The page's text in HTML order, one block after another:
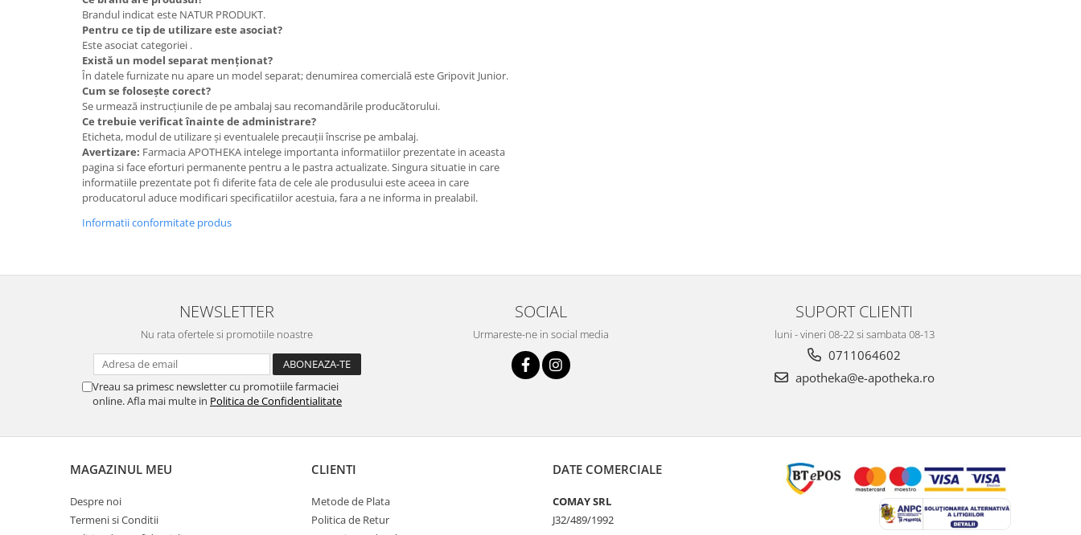
Brandul indicat este NATUR PRODUKT.
Pentru ce tip de utilizare este asociat?
Este asociat categoriei .
Există un model separat menționat?
În datele furnizate nu apare un model separat; denumirea comercială este Gripovit Junior.
Cum se folosește corect?
Se urmează instrucțiunile de pe ambalaj sau recomandările producătorului.
Ce trebuie verificat înainte de administrare?
Eticheta, modul de utilizare și eventualele precauții înscrise pe ambalaj.
Avertizare: Farmacia APOTHEKA intelege importanta informatiilor prezentate in aceasta
pagina si face eforturi permanente pentru a le pastra actualizate. Singura situatie in care
informatiile prezentate pot fi diferite fata de cele ale produsului este aceea in care
producatorul aduce modificari specificatiilor acestuia, fara a ne informa in prealabil.
Informatii conformitate produs
NEWSLETTER
Nu rata ofertele si promotiile noastre
Vreau sa primesc newsletter cu promotiile farmaciei
online. Afla mai multe in Politica de Confidentialitate
SOCIAL
Urmareste-ne in social media
SUPORT CLIENTI
luni - vineri 08-22 si sambata 08-13
0711064602
apotheka@e-apotheka.ro
MAGAZINUL MEU
Despre noi
Termeni si Conditii
CLIENTI
Metode de Plata
Politica de Retur
DATE COMERCIALE
COMAY SRL
J32/489/1992